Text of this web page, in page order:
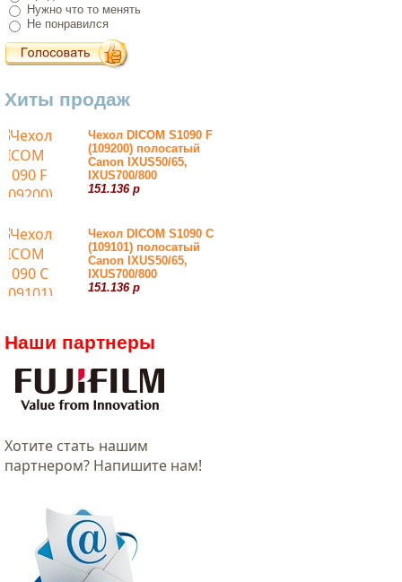
Нужно что то менять
Не понравился
Хиты продаж
Чехол DICOM S1090 F
(109200) полосатый
Canon IXUS50/65,
IXUS700/800
151.136 р
Чехол DICOM S1090 С
(109101) полосатый
Canon IXUS50/65,
IXUS700/800
151.136 р
Наши партнеры
Хотитe стать нашим
партнером? Напишите нам!